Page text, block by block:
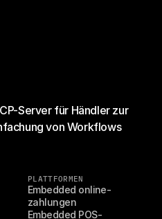
Server für Händler zur
von Workflows
PLATTFORMEN
Embedded online-
zahlungen
Embedded POS-